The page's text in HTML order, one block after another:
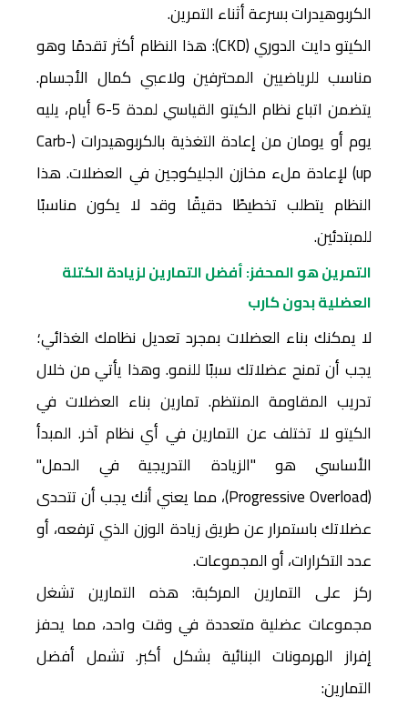
الكربوهيدرات بسرعة أثناء التمرين.
الكيتو دايت الدوري (CKD): هذا النظام أكثر تقدمًا وهو
مناسب للرياضيين المحترفين ولاعبي كمال الأجسام.
يتضمن اتباع نظام الكيتو القياسي لمدة 5-6 أيام، يليه
يوم أو يومان من إعادة التغذية بالكربوهيدرات (Carb-
up) لإعادة ملء مخازن الجليكوجين في العضلات. هذا
النظام يتطلب تخطيطًا دقيقًا وقد لا يكون مناسبًا
للمبتدئين.
التمرين هو المحفز: أفضل التمارين لزيادة الكتلة
العضلية بدون كارب
لا يمكنك بناء العضلات بمجرد تعديل نظامك الغذائي؛
يجب أن تمنح عضلاتك سببًا للنمو. وهذا يأتي من خلال
تدريب المقاومة المنتظم. تمارين بناء العضلات في
الكيتو لا تختلف عن التمارين في أي نظام آخر. المبدأ
الأساسي هو "الزيادة التدريجية في الحمل"
(Progressive Overload)، مما يعني أنك يجب أن تتحدى
عضلاتك باستمرار عن طريق زيادة الوزن الذي ترفعه، أو
عدد التكرارات، أو المجموعات.
ركز على التمارين المركبة: هذه التمارين تشغل
مجموعات عضلية متعددة في وقت واحد، مما يحفز
إفراز الهرمونات البنائية بشكل أكبر. تشمل أفضل
التمارين: